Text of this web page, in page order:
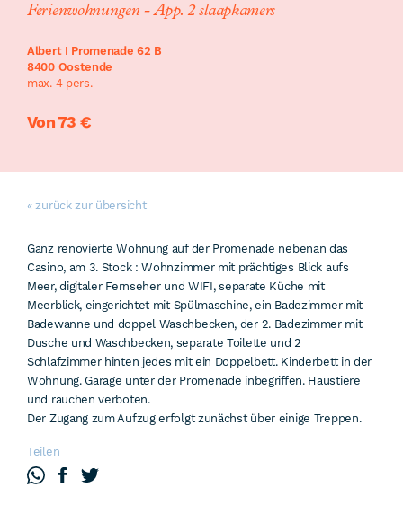
Ferienwohnungen - App. 2 slaapkamers
Albert I Promenade 62 B
8400 Oostende
max. 4 pers.
Von 73 €
« zurück zur übersicht
Ganz renovierte Wohnung auf der Promenade nebenan das
Casino, am 3. Stock : Wohnzimmer mit prächtiges Blick aufs
Meer, digitaler Fernseher und WIFI, separate Küche mit
Meerblick, eingerichtet mit Spülmaschine, ein Badezimmer mit
Badewanne und doppel Waschbecken, der 2. Badezimmer mit
Dusche und Waschbecken, separate Toilette und 2
Schlafzimmer hinten jedes mit ein Doppelbett. Kinderbett in der
Wohnung. Garage unter der Promenade inbegriffen. Haustiere
und rauchen verboten.
Der Zugang zum Aufzug erfolgt zunächst über einige Treppen.
Teilen